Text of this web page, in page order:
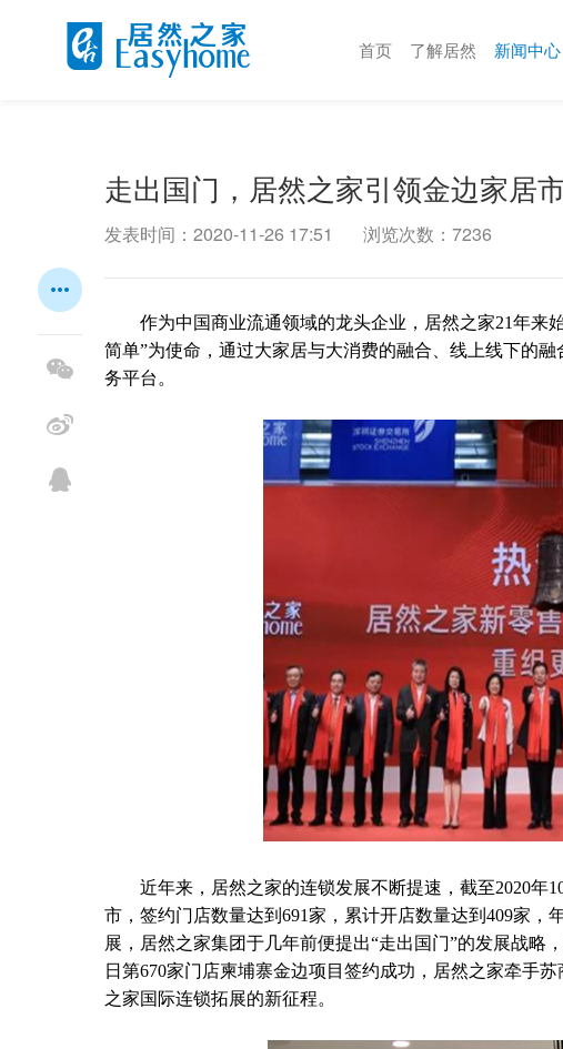
首页 了解居然 新闻中心
走出国门，居然之家引领金边家居
发表时间：2020-11-26 17:51 浏览次数：7236
作为中国商业流通领域的龙头企业，居然之家21年来
简单”为使命，通过大家居与大消费的融合、线上线下的
务平台。
近年来，居然之家的连锁发展不断提速，截至2020年
市，签约门店数量达到691家，累计开店数量达到409家，
展，居然之家集团于几年前便提出“走出国门”的发展战略
日第670家门店柬埔寨金边项目签约成功，居然之家牵手
之家国际连锁拓展的新征程。